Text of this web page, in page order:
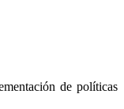
de políticas